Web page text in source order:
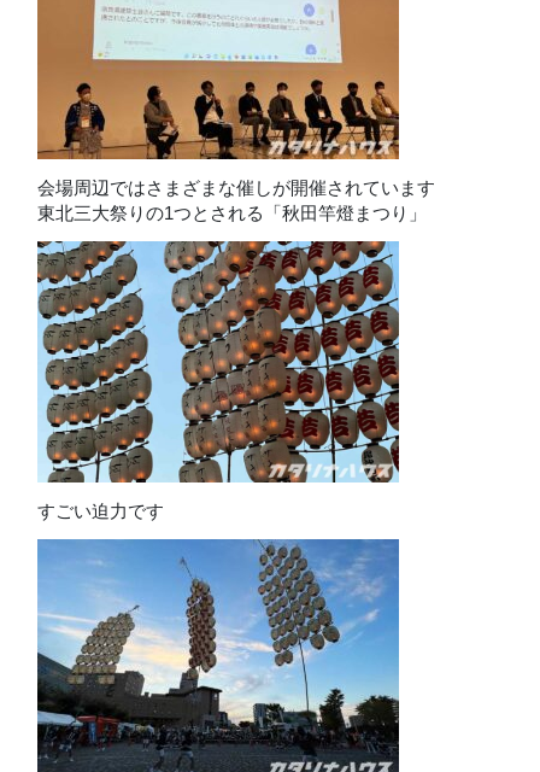
会場周辺ではさまざまな催しが開催されています
東北三大祭りの1つとされる「秋田竿燈まつり」
すごい迫力です